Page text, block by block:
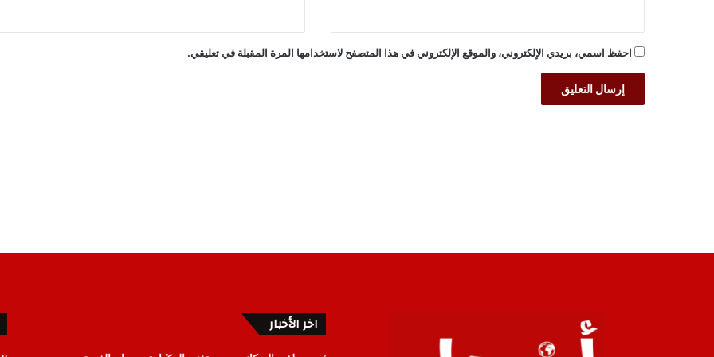
احفظ اسمي، بريدي الإلكتروني، والموقع الإلكتروني في هذا المتصفح لاستخدامها المرة المقبلة في تعليقي.
اخر الأخبار